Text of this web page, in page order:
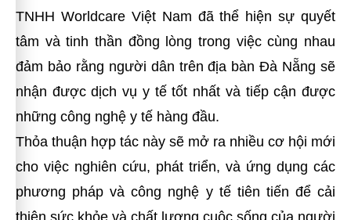
TNHH Worldcare Việt Nam đã thể hiện sự quyết
tâm và tinh thần đồng lòng trong việc cùng nhau
đảm bảo rằng người dân trên địa bàn Đà Nẵng sẽ
nhận được dịch vụ y tế tốt nhất và tiếp cận được
những công nghệ y tế hàng đầu.
Thỏa thuận hợp tác này sẽ mở ra nhiều cơ hội mới
cho việc nghiên cứu, phát triển, và ứng dụng các
phương pháp và công nghệ y tế tiên tiến để cải
thiện sức khỏe và chất lượng cuộc sống của người